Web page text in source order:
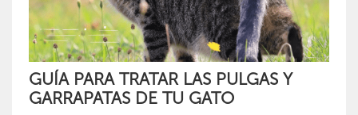
GUÍA PARA TRATAR LAS PULGAS Y
GARRAPATAS DE TU GATO